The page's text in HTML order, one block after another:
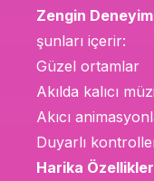
Zengin Deneyim
şunları içerir:
Güzel ortamlar
Akılda kalıcı
Akıcı
Duyarlı
Harika Özellikler